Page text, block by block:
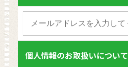
個人情報のお取扱いについて